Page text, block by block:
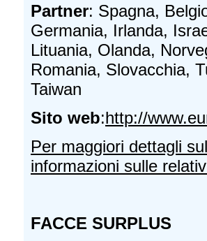
Partner: Spagna,
Germania, Irlanda,
Lituania, Olanda,
Romania, Slovacchia,
Taiwan
Sito web:http://
Per maggiori dettagli
informazioni sulle
FACCE SURPLUS